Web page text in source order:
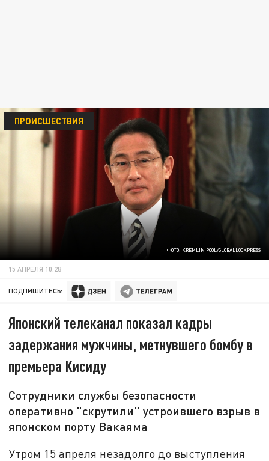
ФОТО: KREMLIN POOL/GLOBALLOOKPRESS
ПРОИСШЕСТВИЯ
15 АПРЕЛЯ 10:28
ПОДПИШИТЕСЬ:
Японский телеканал показал кадры
задержания мужчины, метнувшего бомбу в
премьера Кисиду
Сотрудники службы безопасности
оперативно "скрутили" устроившего взрыв в
японском порту Вакаяма
Утром 15 апреля незадолго до выступления